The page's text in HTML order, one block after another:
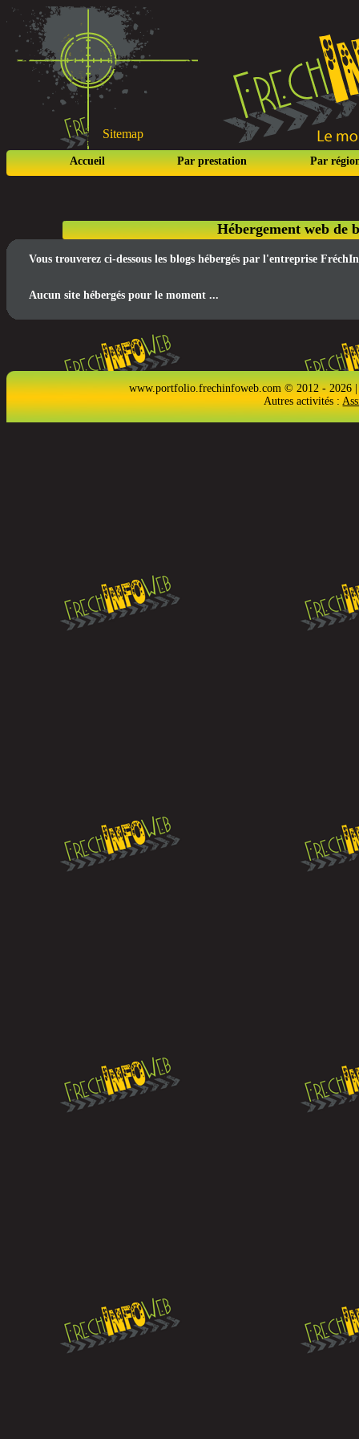
Sitemap
Accueil Par prestation Par
Hébergement web de
Vous trouverez ci-dessous les blogs hébergés par l'entreprise
Aucun site hébergés pour le moment ...
www.portfolio.frechinfoweb.com © 2012 - 2026
Autres activités :